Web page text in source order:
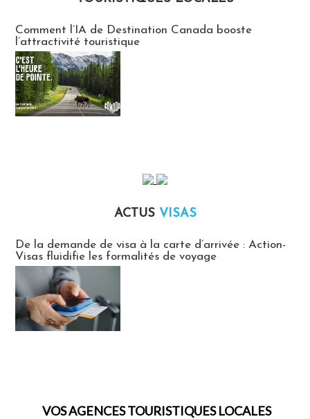
Comment l’IA de Destination Canada booste
l’attractivité touristique
ACTUS VISAS
De la demande de visa à la carte d’arrivée : Action-
Visas fluidifie les formalités de voyage
VOS AGENCES TOURISTIQUES LOCALES